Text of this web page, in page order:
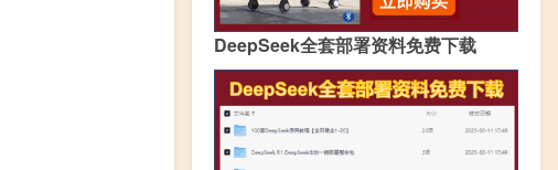
DeepSeek全套部署资料免费下载